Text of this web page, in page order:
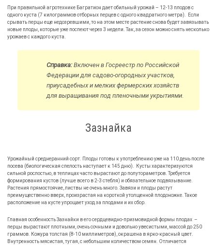
При правильной агротехнике Багратион дает обильный урожай – 12-13 плодов с
одного куста (7 килограммов отборных перцев с одного квадратного метра). Если
срывать перцы еще недозревшими, то на этом месте растение снова будет завязывать
новые плоды, которые уже поспеют через 3 недели. Так, за сезон можно снять несколько
урожаев с каждого куста.
Справка:Включен в Госреестр по Российской
Федерации для садово-огородных участков,
приусадебных и мелких фермерских хозяйств
для выращивания под пленочными укрытиями.
Зазнайка
Урожайный среднеранний сорт. Плоды готовы к употреблению уже на 110 день после
посева (биологическая спелость наступает к 145 дню). Кусты характеризуются
сильной рослостью, в теплицах часто вырастают до полутораметров. Требуется
формирования кустов (лучше всего в 2-3 стебля) и обязательное подвязывание.
Растения прямостоячие, листвы не очень много. Завязи и плоды растут
преимущественно вверх, произрастая на короткой утолщенной плодоножке. Такое
расположение на кусте упрощает уход за плодами и их сбор.
Главная особенность Зазнайки в его сердцевидно-призмовидной формы плодах –
перцы вырастают плотными, очень сочными и довольно увесистыми, массой до 250
граммов. Кожура толстая (8-10 миллиметров), окрашена в ярко-красный цвет.
Внутренность мясистая, тугая, с небольшим количеством семян. Отличается